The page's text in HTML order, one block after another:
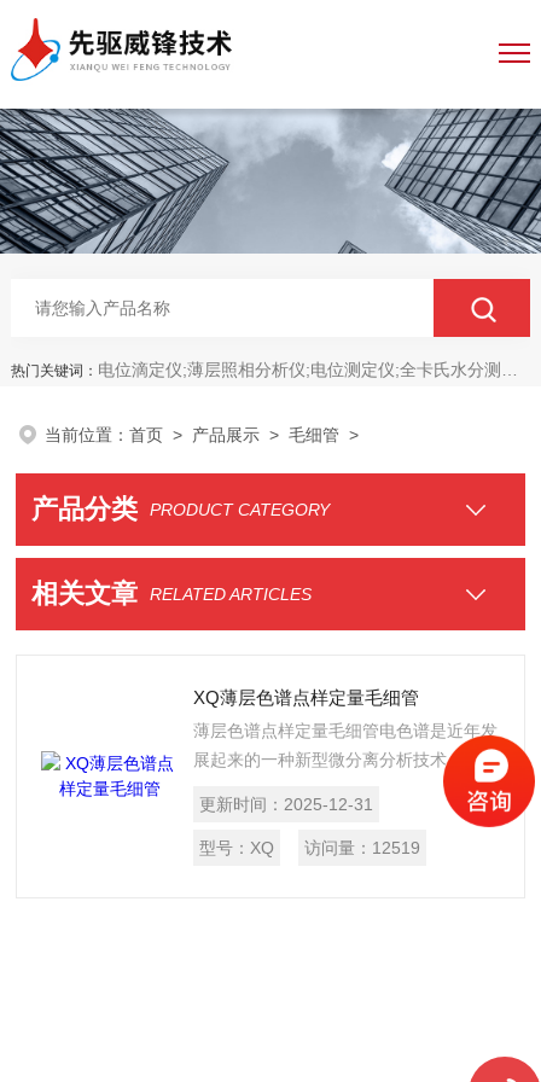
热门关键词： 电位滴定仪;薄层照相分析仪;电位测定仪;全卡氏水分测定仪;全自动永停滴定仪;菌落计数分析仪;抑菌圈测量仪;抑菌圈分析仪
当前位置：首页 > 产品展示 >毛细管 >
产品分类 PRODUCT CATEGORY
相关文章 RELATED ARTICLES
XQ薄层色谱点样定量毛细管
薄层色谱点样定量毛细管电色谱是近年发
展起来的一种新型微分离分析技术，它整
合了毛细管电泳与微径柱液相色谱的优
点，通过在填充微细颗粒液相色谱填料的
微径柱色谱柱两端施加直流高压电场，达
更新时间： 2025-12-31
型号： XQ 访问量： 12519